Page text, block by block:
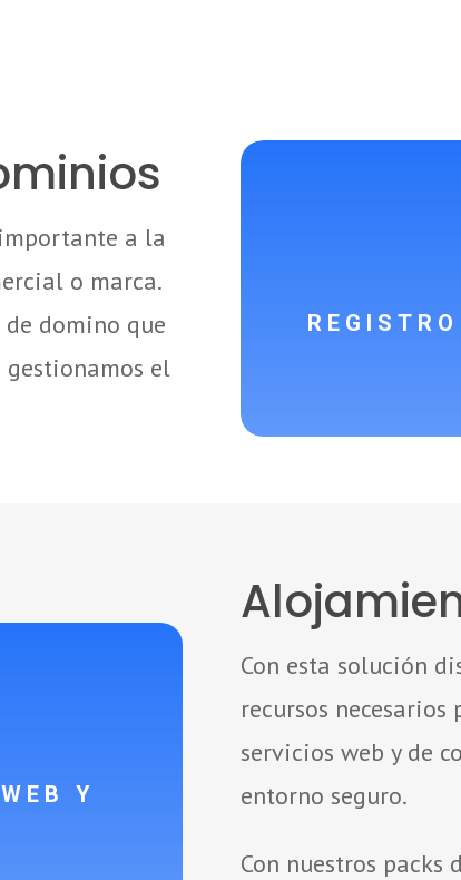
a la
o marca.
domino que
gestionamos el
Y
Con esta solución
recursos necesarios
servicios web y de
entorno seguro.
Con nuestros packs